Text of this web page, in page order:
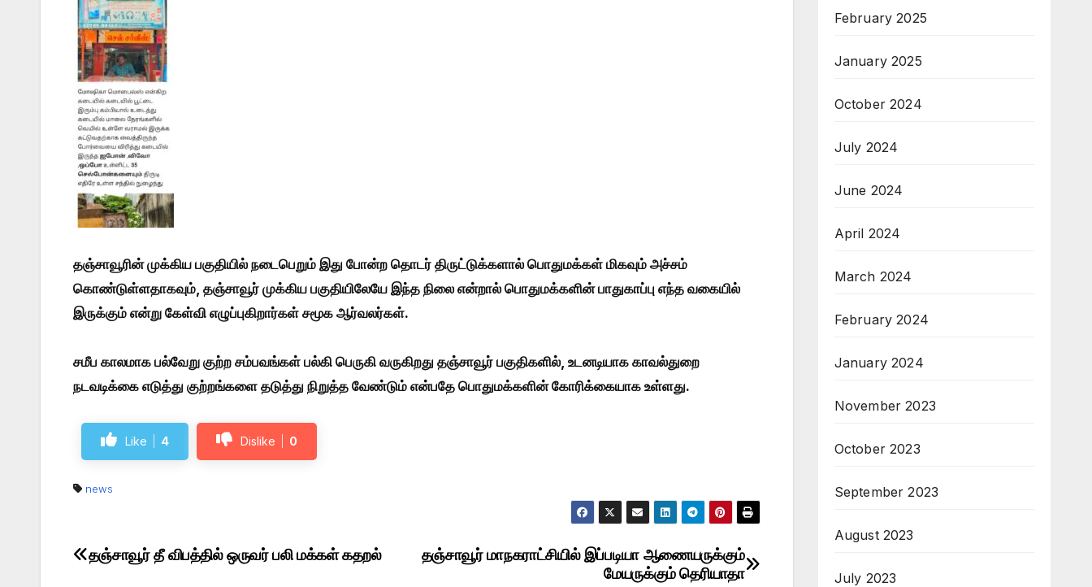
தஞ்சாவூரின் முக்கிய பகுதியில் நடைபெறும் இது போன்ற தொடர் திருட்டுக்களால் பொதுமக்கள் மிகவும் அச்சம்
கொண்டுள்ளதாகவும், தஞ்சாவூர் முக்கிய பகுதியிலேயே இந்த நிலை என்றால் பொதுமக்களின் பாதுகாப்பு எந்த வகையில்
இருக்கும் என்று கேள்வி எழுப்புகிறார்கள் சமூக ஆர்வலர்கள்.
சமீப காலமாக பல்வேறு குற்ற சம்பவங்கள் பல்கி பெருகி வருகிறது தஞ்சாவூர் பகுதிகளில், உடனடியாக காவல்துறை
நடவடிக்கை எடுத்து குற்றங்களை தடுத்து நிறுத்த வேண்டும் என்பதே பொதுமக்களின் கோரிக்கையாக உள்ளது.
Like 4 Dislike 0
news
Post
தஞ்சாவூர் மாநகராட்சியில் இப்படியா ஆணையருக்கும்
மேயருக்கும் தெரியாதா
தஞ்சாவூர் தீ விபத்தில் ஒருவர் பலி மக்கள் கதறல்
February 2025
January 2025
October 2024
July 2024
June 2024
April 2024
March 2024
February 2024
January 2024
November 2023
October 2023
September 2023
August 2023
July 2023